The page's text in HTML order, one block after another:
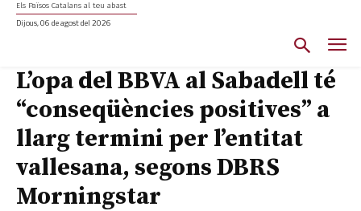
Els Països Catalans al teu abast
Dijous, 06 de agost del 2026
L’opa del BBVA al Sabadell té
“conseqüències positives” a
llarg termini per l’entitat
vallesana, segons DBRS
Morningstar